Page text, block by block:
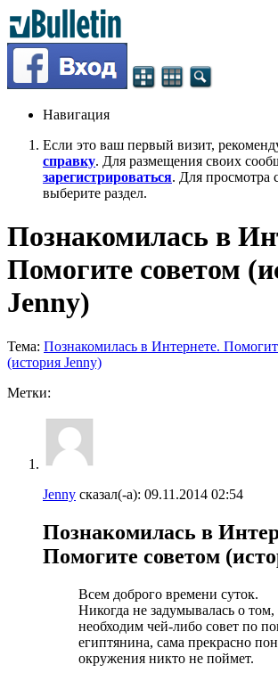
Навигация
Если это ваш первый визит,
справку. Для размещения своих
зарегистрироваться. Для просмотра
выберите раздел.
Познакомилась в
Помогите советом
Jenny)
Тема: Познакомилась в Интернете.
(история Jenny)
Метки:
Jenny сказал(-а): 09.11.2014 02:54
Познакомилась в
Помогите советом
Всем доброго времени суток.
Никогда не задумывалась о том,
необходим чей-либо совет по
египтянина, сама прекрасно
окружения никто не поймет.